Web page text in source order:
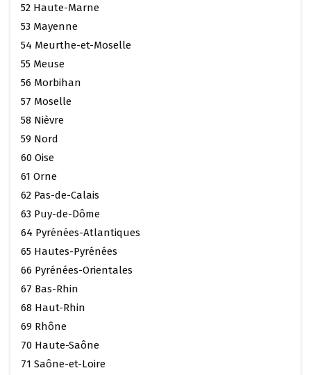
52 Haute-Marne
53 Mayenne
54 Meurthe-et-Moselle
55 Meuse
56 Morbihan
57 Moselle
58 Nièvre
59 Nord
60 Oise
61 Orne
62 Pas-de-Calais
63 Puy-de-Dôme
64 Pyrénées-Atlantiques
65 Hautes-Pyrénées
66 Pyrénées-Orientales
67 Bas-Rhin
68 Haut-Rhin
69 Rhône
70 Haute-Saône
71 Saône-et-Loire